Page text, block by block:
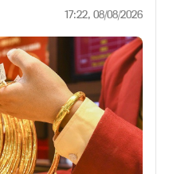
17:22, 08/08/2026